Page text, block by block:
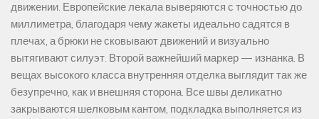
движении. Европейские лекала выверяются с точностью до
миллиметра, благодаря чему жакеты идеально садятся в
плечах, а брюки не сковывают движений и визуально
вытягивают силуэт. Второй важнейший маркер — изнанка. В
вещах высокого класса внутренняя отделка выглядит так же
безупречно, как и внешняя сторона. Все швы деликатно
закрываются шелковым кантом, подкладка выполняется из